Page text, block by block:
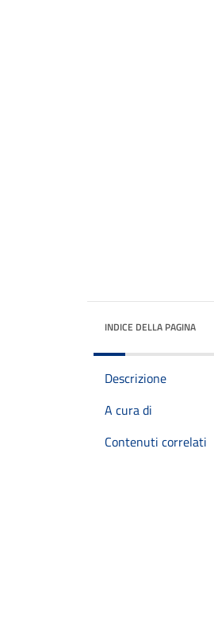
INDICE DELLA PAGINA
Descrizione
A cura di
Contenuti correlati